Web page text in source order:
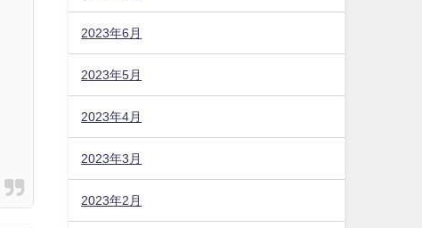
2023年6月
2023年5月
2023年4月
2023年3月
2023年2月